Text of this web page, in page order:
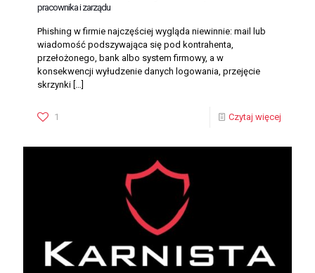
pracownika i zarządu
Phishing w firmie najczęściej wygląda niewinnie: mail lub
wiadomość podszywająca się pod kontrahenta,
przełożonego, bank albo system firmowy, a w
konsekwencji wyłudzenie danych logowania, przejęcie
skrzynki […]
1 Czytaj więcej